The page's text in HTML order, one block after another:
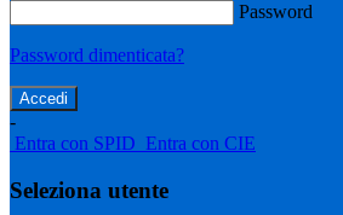
Password
Password dimenticata?
-
Entra con SPID Entra con CIE
Seleziona utente